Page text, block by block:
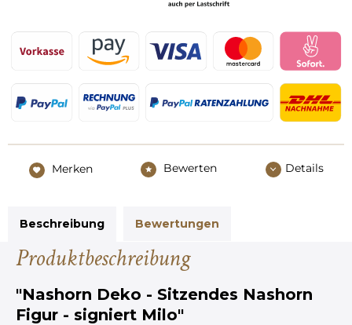
Merken Bewerten Details
Beschreibung Bewertungen
Produktbeschreibung
"Nashorn Deko - Sitzendes Nashorn
Figur - signiert Milo"